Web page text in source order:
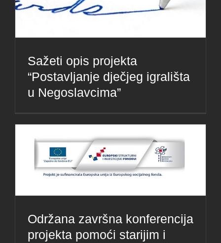
Sažeti opis projekta
“Postavljanje dječjeg igrališta
u Negoslavcima”
Održana završna konferencija
projekta pomoći starijim i